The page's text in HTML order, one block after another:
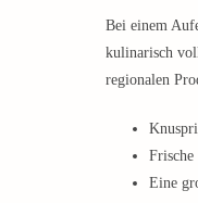
Bei einem
kulinarisch
regionalen
Frische
Eine